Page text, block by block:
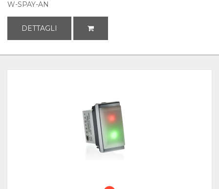
W-SPAY-AN
DETTAGLI